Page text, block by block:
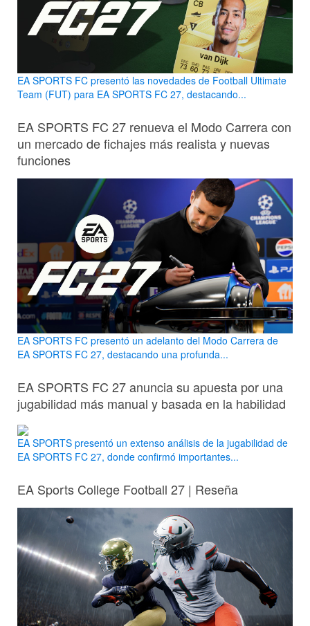
EA SPORTS FC presentó las novedades de Football Ultimate
Team (FUT) para EA SPORTS FC 27, destacando...
EA SPORTS FC 27 renueva el Modo Carrera con
un mercado de fichajes más realista y nuevas
funciones
EA SPORTS FC presentó un adelanto del Modo Carrera de
EA SPORTS FC 27, destacando una profunda...
EA SPORTS FC 27 anuncia su apuesta por una
jugabilidad más manual y basada en la habilidad
EA SPORTS presentó un extenso análisis de la jugabilidad de
EA SPORTS FC 27, donde confirmó importantes...
EA Sports College Football 27 | Reseña